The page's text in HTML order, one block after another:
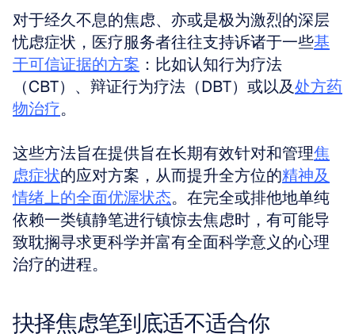
对于经久不息的焦虑、亦或是极为激烈的深层
忧虑症状，医疗服务者往往支持诉诸于一些基
于可信证据的方案 ：比如认知行为疗法
（CBT）、辩证行为疗法（DBT）或以及处方药
物治疗。
这些方法旨在提供旨在长期有效针对和管理焦
虑症状的应对方案，从而提升全方位的精神及
情绪上的全面优渥状态。在完全或排他地单纯
依赖一类镇静笔进行镇惊去焦虑时，有可能导
致耽搁寻求更科学并富有全面科学意义的心理
治疗的进程。
抉择焦虑笔到底适不适合你